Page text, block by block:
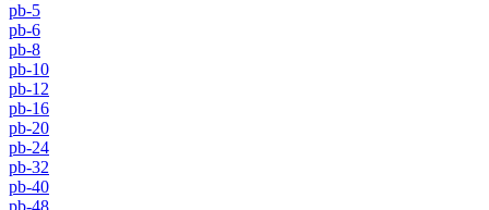
pb-5
pb-6
pb-8
pb-10
pb-12
pb-16
pb-20
pb-24
pb-32
pb-40
pb-48